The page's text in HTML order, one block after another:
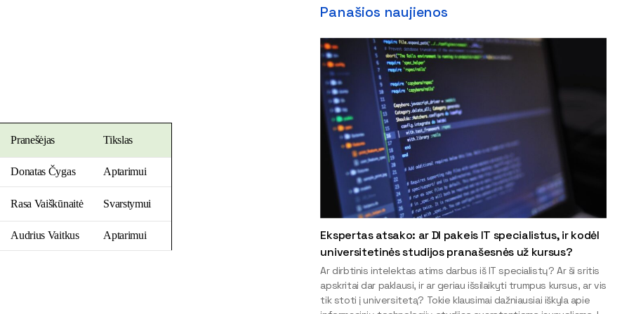
Pranešėjas Tikslas
Donatas Čygas Aptarimui
Rasa Vaiškūnaitė Svarstymui
Audrius Vaitkus Aptarimui
Panašios naujienos
Ekspertas atsako: ar DI pakeis IT specialistus, ir kodėl
universitetinės studijos pranašesnės už kursus?
Ar dirbtinis intelektas atims darbus iš IT specialistų? Ar ši sritis
apskritai dar paklausi, ir ar geriau išsilaikyti trumpus kursus, ar vis
tik stoti į universitetą? Tokie klausimai dažniausiai iškyla apie